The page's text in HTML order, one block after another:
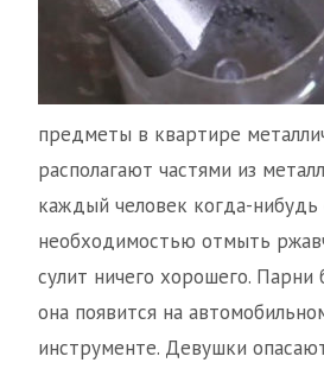
предметы в квартире
располагают частями из
каждый человек когда-нибудь
необходимостью отмыть
сулит ничего хорошего. Парни
она появится на
инструменте. Девушки